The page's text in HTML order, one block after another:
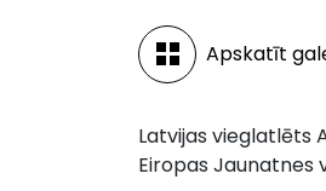
Apskatīt
Latvijas vieglatlēts
Eiropas Jaunatnes